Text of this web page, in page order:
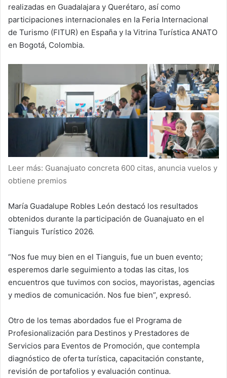
realizadas en Guadalajara y Querétaro, así como
participaciones internacionales en la Feria Internacional
de Turismo (FITUR) en España y la Vitrina Turística ANATO
en Bogotá, Colombia.
Leer más: Guanajuato concreta 600 citas, anuncia vuelos y
obtiene premios
María Guadalupe Robles León destacó los resultados
obtenidos durante la participación de Guanajuato en el
Tianguis Turístico 2026.
“Nos fue muy bien en el Tianguis, fue un buen evento;
esperemos darle seguimiento a todas las citas, los
encuentros que tuvimos con socios, mayoristas, agencias
y medios de comunicación. Nos fue bien”, expresó.
Otro de los temas abordados fue el Programa de
Profesionalización para Destinos y Prestadores de
Servicios para Eventos de Promoción, que contempla
diagnóstico de oferta turística, capacitación constante,
revisión de portafolios y evaluación continua.